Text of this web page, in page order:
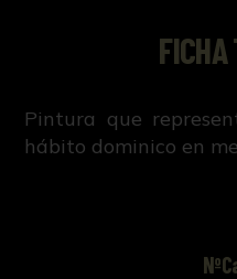
FICHA
Pintura que
hábito dominico en